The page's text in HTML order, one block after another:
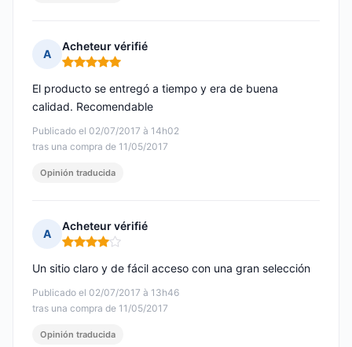
A
Acheteur vérifié
Nota: 5 de 5
Publicado el 02/07/2017 à 14h02
tras una compra de 11/05/2017
El producto se entregó a tiempo y era de buena
calidad. Recomendable
Opinión traducida
A
Acheteur vérifié
Nota: 4 de 5
Publicado el 02/07/2017 à 13h46
tras una compra de 11/05/2017
Un sitio claro y de fácil acceso con una gran selección
Opinión traducida